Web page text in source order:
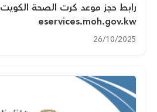
رابط حجز موعد كرت الصحة الكويت
eservices.moh.gov.kw
26/10/2025